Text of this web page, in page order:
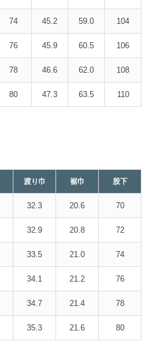
74 45.2 59.0 104
76 45.9 60.5 106
78 46.6 62.0 108
80 47.3 63.5 110
渡り巾 裾巾 股下
32.3 20.6 70
32.9 20.8 72
33.5 21.0 74
34.1 21.2 76
34.7 21.4 78
35.3 21.6 80